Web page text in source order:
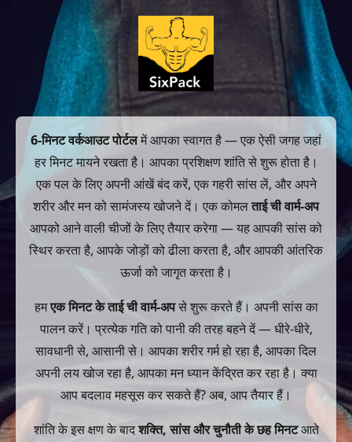
6-मिनट वर्कआउट पोर्टलमें आपका स्वागत है — एक ऐसी जगह जहां
हर मिनट मायने रखता है। आपका प्रशिक्षण शांति से शुरू होता है।
एक पल के लिए अपनी आंखें बंद करें, एक गहरी सांस लें, और अपने
शरीर और मन को सामंजस्य खोजने दें। एक कोमलताई ची वार्म-अप
आपको आने वाली चीजों के लिए तैयार करेगा — यह आपकी सांस को
स्थिर करता है, आपके जोड़ों को ढीला करता है, और आपकी आंतरिक
ऊर्जा को जागृत करता है।
हमएक मिनट के ताई ची वार्म-अपसे शुरू करते हैं। अपनी सांस का
पालन करें। प्रत्येक गति को पानी की तरह बहने दें — धीरे-धीरे,
सावधानी से, आसानी से। आपका शरीर गर्म हो रहा है, आपका दिल
अपनी लय खोज रहा है, आपका मन ध्यान केंद्रित कर रहा है। क्या
आप बदलाव महसूस कर सकते हैं? अब, आप तैयार हैं।
शांति के इस क्षण के बादशक्ति, सांस और चुनौती के छह मिनटआते